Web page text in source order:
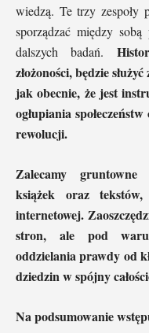
wiedzą. Te trzy zespoły
sporządzać między sobą
dalszych badań.
złożoności, będzie
jak obecnie, że jest
ogłupiania
rewolucji.
Zalecamy gruntowne
książek oraz
internetowej.
stron, ale pod
oddzielania prawdy od
dziedzin w spójny
Na podsumowanie